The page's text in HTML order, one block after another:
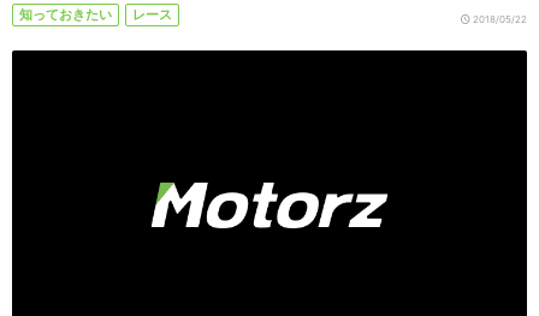
知っておきたい レース 2018/05/22